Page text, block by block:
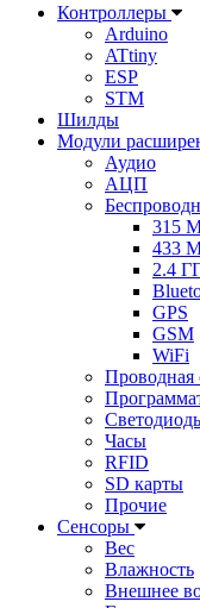
Контроллеры
Arduino
ATtiny
ESP
STM
Шилды
Модули
Аудио
АЦП
315
433
2.4
GPS
GSM
WiFi
Проводная
Часы
RFID
SD карты
Прочие
Сенсоры
Вес
Влажность
Внешнее